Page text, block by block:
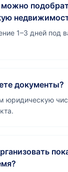
1–3 дней под
документы?
юридическую